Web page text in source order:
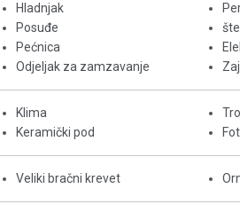
Hladnjak
Posuđe
Pećnica
Odjeljak za zamzavanje
Klima
Keramički pod
Veliki bračni krevet